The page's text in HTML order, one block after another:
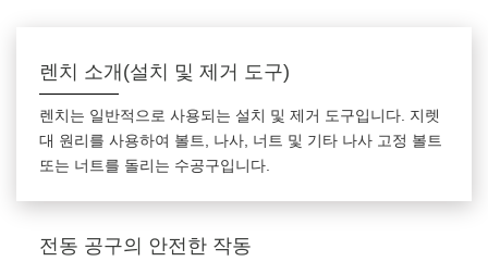
렌치 소개(설치 및 제거 도구)
렌치는 일반적으로 사용되는 설치 및 제거 도구입니다. 지렛
대 원리를 사용하여 볼트, 나사, 너트 및 기타 나사 고정 볼트
또는 너트를 돌리는 수공구입니다.
전동 공구의 안전한 작동